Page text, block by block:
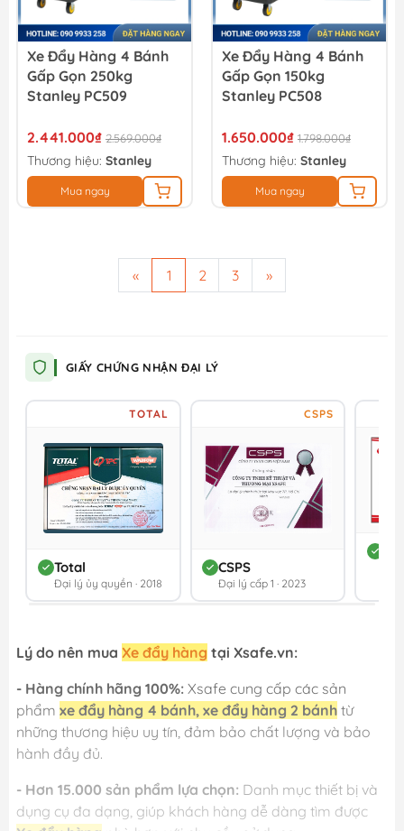
Xe Đẩy Hàng 4 Bánh
Gấp Gọn 250kg
Stanley PC509
2.441.000₫ 2.569.000₫
Thương hiệu: Stanley
Mua ngay
Xe Đẩy Hàng 4 Bánh
Gấp Gọn 150kg
Stanley PC508
1.650.000₫ 1.798.000₫
Thương hiệu: Stanley
Mua ngay
« 1 2 3 »
GIẤY CHỨNG NHẬN ĐẠI LÝ
TOTAL
Total
Đại lý ủy quyền · 2018
CSPS
CSPS
Đại lý cấp 1 · 2023
Lý do nên mua Xe đẩy hàng tại Xsafe.vn:
- Hàng chính hãng 100%: Xsafe cung cấp các sản
phẩm xe đẩy hàng 4 bánh, xe đẩy hàng 2 bánh từ
những thương hiệu uy tín, đảm bảo chất lượng và bảo
hành đầy đủ.
- Hơn 15.000 sản phẩm lựa chọn: Danh mục thiết bị và
dụng cụ đa dạng, giúp khách hàng dễ dàng tìm được